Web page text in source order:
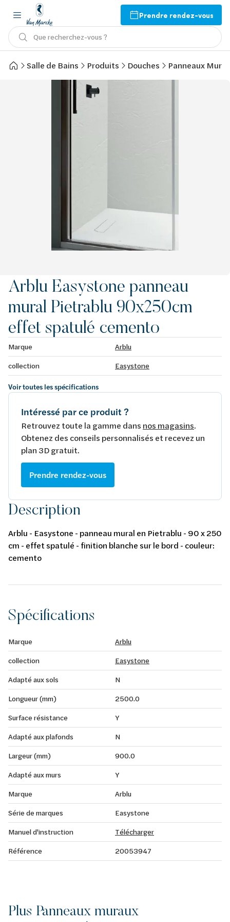
Prendre rendez-vous
Que recherchez-vous ?
Salle de Bains Produits Douches Panneaux
Arblu Easystone panneau
mural Pietrablu 90x250cm
effet spatulé cemento
Marque
Arblu
collection
Easystone
Voir toutes les spécifications
Intéressé par ce produit ?
Retrouvez toute la gamme dans nos magasins.
Obtenez des conseils personnalisés et recevez un
plan 3D gratuit.
Prendre rendez-vous
Description
Arblu - Easystone - panneau mural en Pietrablu - 90 x 250
cm - effet spatulé - finition blanche sur le bord - couleur:
cemento
Spécifications
Marque
Arblu
collection
Easystone
Adapté aux sols
N
Longueur (mm)
2500.0
Surface résistance
Y
Adapté aux plafonds
N
Largeur (mm)
900.0
Adapté aux murs
Y
Marque
Arblu
Série de marques
Easystone
Manuel d'instruction
Télécharger
Référence
20053947
Plus Panneaux muraux